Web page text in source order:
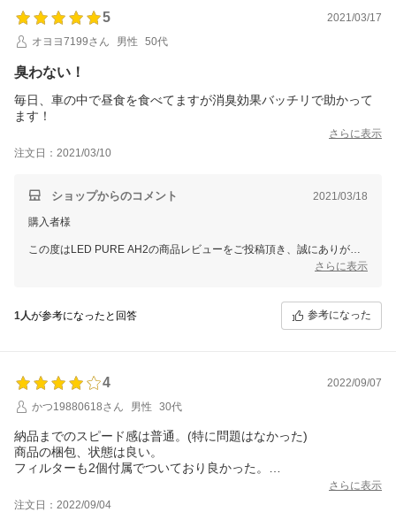
スタッフ一同またのご利用をお待ち申し上げております。
ありがとうございました。
5
2021/03/17
オヨヨ7199さん
男性 50代
臭わない！
毎日、車の中で昼食を食べてますが消臭効果バッチリで助かって
ます！
さらに表示
注文日：2021/03/10
ショップからのコメント 2021/03/18
購入者様
この度はLED PURE AH2の商品レビューをご投稿頂き、誠にありがと
これから末永くご愛用いただけますと幸いです。
数日以内にご注文時のご住所へ交換用のHEPAフィルターを発送させて
いただきます。
ありがとうございました。
さらに表示
1人が参考になったと回答 参考になった
4
2022/09/07
かつ19880618さん
男性 30代
納品までのスピード感は普通。(特に問題はなかった)
商品の梱包、状態は良い。
フィルターも2個付属でついており良かった。
使用に関してはまだ活用していないため、不明。
さらに表示
注文日：2022/09/04